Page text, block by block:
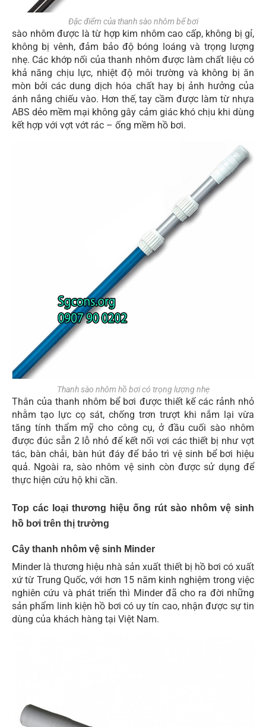
Đặc điểm của thanh sào nhôm bể bơi
sào nhôm được là từ hợp kim nhôm cao cấp, không bị gỉ,
không bị vênh, đảm bảo độ bóng loáng và trọng lượng
nhẹ. Các khớp nối của thanh nhôm được làm chất liệu có
khả năng chịu lực, nhiệt độ môi trường và không bị ăn
mòn bởi các dung dịch hóa chất hay bị ảnh hưởng của
ánh nắng chiếu vào. Hơn thế, tay cầm được làm từ nhựa
ABS dẻo mềm mại không gây cảm giác khó chịu khi dùng
kết hợp với vợt vớt rác – ống mềm hồ bơi.
Thanh sào nhôm hồ bơi có trọng lượng nhẹ
Thân của thanh nhôm bể bơi được thiết kế các rảnh nhỏ
nhằm tạo lực cọ sát, chống trơn trượt khi nắm lại vừa
tăng tính thẩm mỹ cho công cụ, ở đầu cuối sào nhôm
được đúc sẵn 2 lỗ nhỏ để kết nối vơi các thiết bị như vợt
tác, bàn chải, bàn hút đáy để bảo trì vệ sinh bể bơi hiệu
quả. Ngoài ra, sào nhôm vệ sinh còn được sử dụng để
thực hiện cứu hộ khi cần.
Top các loại thương hiệu ống rút sào nhôm vệ sinh
hồ bơi trên thị trường
Cây thanh nhôm vệ sinh Minder
Minder là thương hiệu nhà sản xuất thiết bị hồ bơi có xuất
xứ từ Trung Quốc, với hơn 15 năm kinh nghiệm trong việc
nghiên cứu và phát triển thì Minder đã cho ra đời những
sản phẩm linh kiện hồ bơi có uy tín cao, nhận được sự tin
dùng của khách hàng tại Việt Nam.